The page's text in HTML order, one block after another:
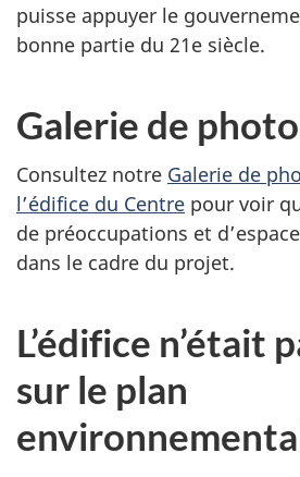
puisse appuyer le
bonne partie du 21e siècle.
Galerie de
Consultez notre Galerie de
l’édifice du Centre pour voir
de préoccupations et
dans le cadre du projet.
L’édifice n’était
sur le plan